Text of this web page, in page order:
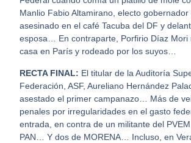
Manlio Fabio Altamirano, electo gobernador
asesinado en el café Tacuba del DF y
esposa… En contraparte, Porfirio Díaz Mori
casa en París y rodeado por los suyos…
RECTA FINAL: El titular de la Auditoría
Federación, ASF, Aureliano Hernández
asestado el primer campanazo… Más de
penales por irregularidades en el gasto
entrada, en contra de un militante del
PAN… Y dos de MORENA… Incluso, en